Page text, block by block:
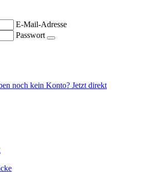
E-Mail-Adresse
Passwort
noch kein Konto? Jetzt direkt